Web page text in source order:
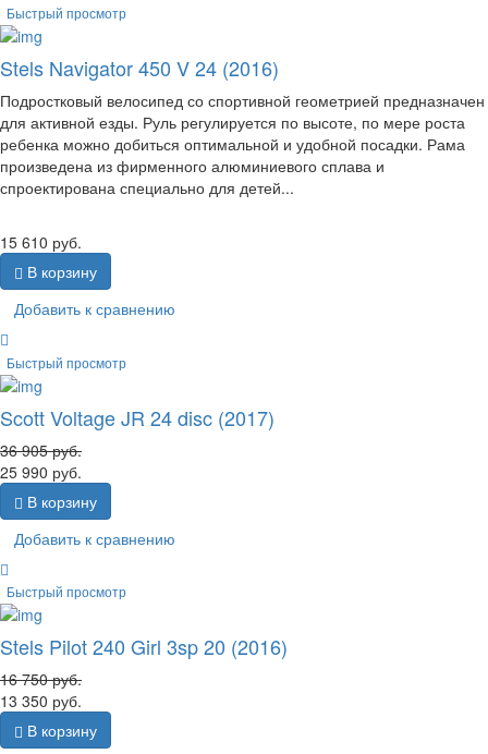
Быстрый просмотр
Stels Navigator 450 V 24 (2016)
Подростковый велосипед со спортивной геометрией предназначен
для активной езды. Руль регулируется по высоте, по мере роста
ребенка можно добиться оптимальной и удобной посадки. Рама
произведена из фирменного алюминиевого сплава и
спроектирована специально для детей...
15 610 руб.
В корзину
Добавить к сравнению
Быстрый просмотр
Scott Voltage JR 24 disc (2017)
36 905руб.
25 990 руб.
В корзину
Добавить к сравнению
Быстрый просмотр
Stels Pilot 240 Girl 3sp 20 (2016)
16 750руб.
13 350 руб.
В корзину